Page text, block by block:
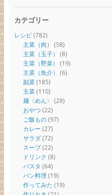
カテゴリー
レシピ(782)
主菜（肉） (58)
主菜（玉子） (8)
主菜（野菜） (19)
主菜（魚介） (6)
副菜(185)
主菜(110)
麺〈めん〉 (28)
おやつ (22)
ご飯もの(97)
カレー (27)
サラダ(72)
スープ(22)
ドリンク (8)
パスタ (64)
パン料理 (19)
作ってみた (19)